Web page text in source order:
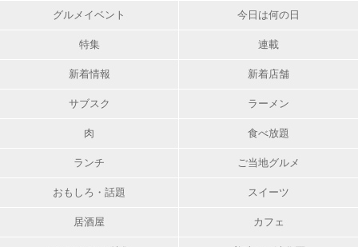
グルメイベント 今日は何の日
特集 連載
新着情報 新着店舗
サブスク ラーメン
肉 食べ放題
ランチ ご当地グルメ
おもしろ・話題 スイーツ
居酒屋 カフェ